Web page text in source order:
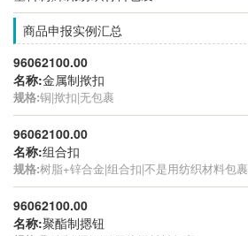
商品申报实例汇总
96062100.00
名称:金属制揿扣
规格:铜|揿扣|无包裹
96062100.00
名称:组合扣
规格:树脂+锌合金|组合扣|不是用纺织材料包裹
96062100.00
名称:聚酯制摁钮